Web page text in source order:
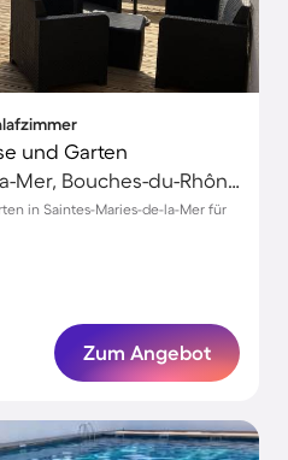
und Garten
Saintes-Maries-de-la-Mer, Bouches-du-Rhône, Frankreich
in Saintes-Maries-de-la-Mer für
Zum Angebot